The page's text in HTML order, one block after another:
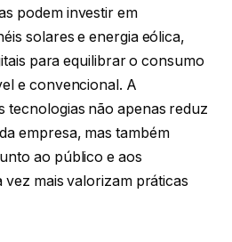
podem investir em
solares e energia eólica,
para equilibrar o consumo
e convencional. A
tecnologias não apenas reduz
empresa, mas também
ao público e aos
vez mais valorizam práticas